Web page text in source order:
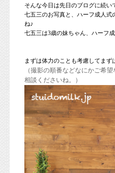
そんな今日は先日のブログに続い
七五三のお写真と、ハーフ成人式
ね♪
七五三は3歳の妹ちゃん、ハーフ
まずは体力のことも考慮してまず
（撮影の順番などなにかご希
相談くださいね。）